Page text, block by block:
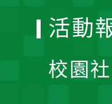
活動
校園